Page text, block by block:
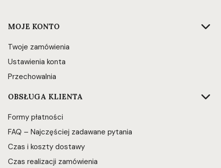
Linki w stopce
MOJE KONTO
Twoje zamówienia
Ustawienia konta
Przechowalnia
OBSŁUGA KLIENTA
Formy płatności
FAQ – Najczęściej zadawane pytania
Czas i koszty dostawy
Czas realizacji zamówienia